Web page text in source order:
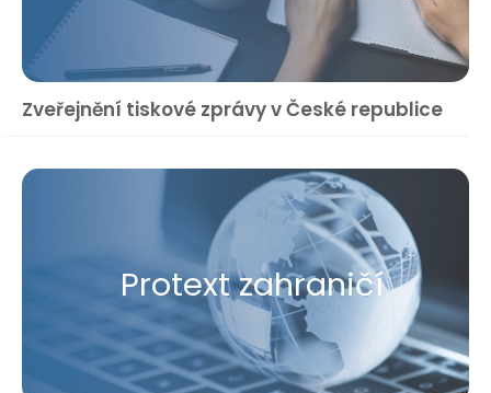
Zveřejnění tiskové zprávy v České republice
Protext zahraničí